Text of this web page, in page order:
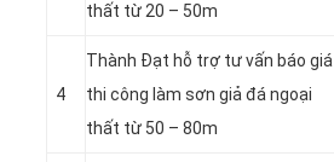
thất từ 20 – 50m
4
Thành Đạt hỗ trợ tư vấn báo giá
thi công làm sơn giả đá ngoại
thất từ 50 – 80m